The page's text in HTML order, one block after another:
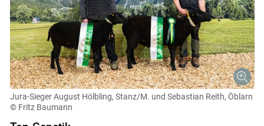
Jura-Sieger August Hölbling, Stanz/M. und Sebastian Reith, Öblarn
© Fritz Baumann